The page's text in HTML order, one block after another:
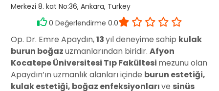
Merkezi 8. kat No:36, Ankara, Turkey
0 Değerlendirme 0.0
Op. Dr. Emre Apaydın,13yıl deneyime sahip kulak
burun boğazuzmanlarından biridir.Afyon
Kocatepe Üniversitesi Tıp Fakültesi mezunu olan
Apaydın’ın uzmanlık alanları içinde burun estetiği,
kulak estetiği, boğaz enfeksiyonlarıve sinüs